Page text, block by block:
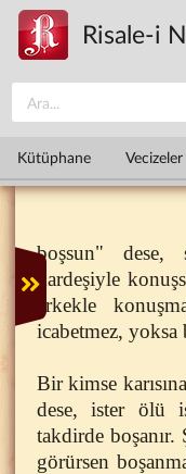
Ana içeriğe atla
Risale-i
Kütüphane Vecizeler
boşsun" dese,
kardeşiyle
erkekle
icabetmez, yoksa
Bir kimse
dese, ister ölü
takdirde boşanır.
görürsen